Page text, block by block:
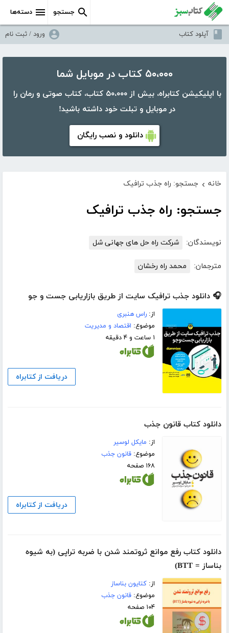
دسته‌ها جستجو
آپلود کتاب ورود / ثبت نام
۵۰،۰۰۰ کتاب در موبایل شما
با اپلیکیشن کتابراه، بیش از ۵۰،۰۰۰ کتاب، کتاب صوتی و رمان را
در موبایل و تبلت خود داشته باشید!
دانلود و نصب رایگان
خانه › جستجو: راه جذب ترافیک
جستجو: راه جذب ترافیک
نویسندگان: شرکت راه حل های جهانی شل
مترجمان: محمد راه رخشان
🎧 دانلود جذب ترافیک سایت از طریق بازاریابی جست و جو
از:راس هنبری
موضوع: اقتصاد و مدیریت
۱ ساعت و ۴ دقیقه
دریافت از کتابراه
دانلود کتاب قانون جذب
از: مایکل لوسیر
موضوع:قانون جذب
۱۶۸ صفحه
دریافت از کتابراه
دانلود کتاب رفع موانع ثروتمند شدن با ضربه تراپی (به شیوه
بناساز = BTT)
از:کتایون بناساز
موضوع:قانون جذب
۱۰۴ صفحه